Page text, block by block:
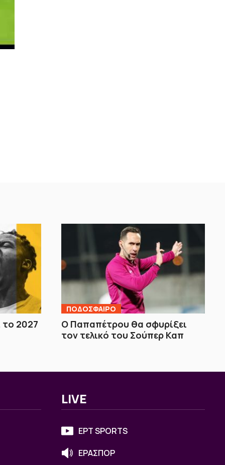
το 2027
ΠΟΔΟΣΦΑΙΡΟ
Ο Παπαπέτρου θα σφυρίξει
τον τελικό του Σούπερ Καπ
LIVE
ΕΡΤ SPORTS
ΕΡΑΣΠΟΡ